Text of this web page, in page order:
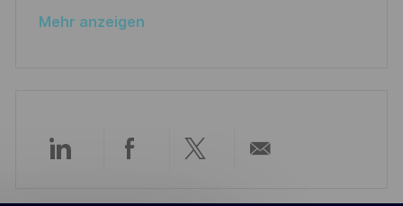
h
r
Mehr anzeigen
Über
Über
Über